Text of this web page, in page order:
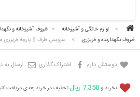
> لوازم خانگی و آشپزخانه > ظروف آشپزخانه و
ظروف نگهدارنده و فریزری
> سرویس ظرف 6 پارچه فریزری مستطیل لیمون
دوستش دارم اشتراک گذاری ارسال
بخرید و 7,350 ریال تخفیف در خرید بعدی دریافت